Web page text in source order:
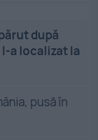
după
a localizat la
pusă în